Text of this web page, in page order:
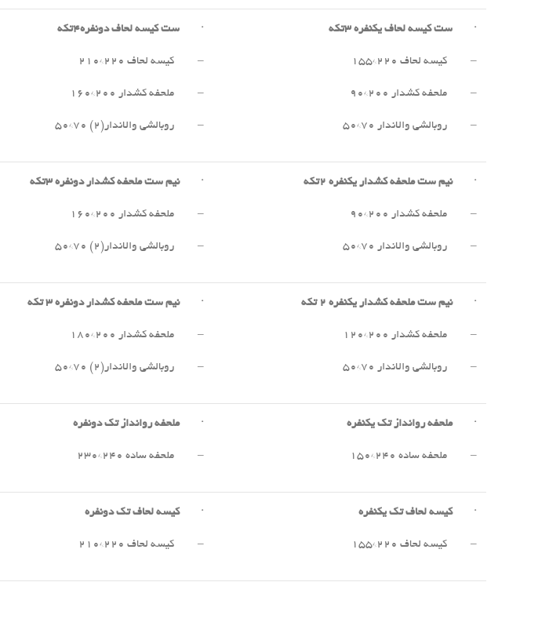
· ست کیسه لحاف یکنفره ۳تکه
– کیسه لحاف ۲۲۰*۱۵۵
– ملحفه کشدار ۲۰۰*۹۰
– روبالشی والاندار ۷۰*۵۰
· ست کیسه لحاف دونفره۴تکه
– کیسه لحاف ۲۲۰*۲۱۰
– ملحفه کشدار ۲۰۰*۱۶۰
– روبالشی والاندار(۲) ۷۰*۵۰
·نیم ست ملحفه کشدار یکنفره ۲تکه
– ملحفه کشدار ۲۰۰*۹۰
– روبالشی والاندار ۷۰*۵۰
·نیم ست ملحفه کشدار دونفره ۳تکه
– ملحفه کشدار ۲۰۰*۱۶۰
– روبالشی والاندار(۲) ۷۰*۵۰
·نیم ست ملحفه کشدار یکنفره ۲ تکه
– ملحفه کشدار ۲۰۰*۱۲۰
– روبالشی والاندار ۷۰*۵۰
·نیم ست ملحفه کشدار دونفره ۳تکه
– ملحفه کشدار ۲۰۰*۱۸۰
– روبالشی والاندار(۲) ۷۰*۵۰
·ملحفه روانداز تک یکنفره
– ملحفه ساده ۲۴۰*۱۵۰
·ملحفه روانداز تک دونفره
– ملحفه ساده ۲۴۰*۲۳۰
·کیسه لحاف تک یکنفره
– کیسه لحاف ۲۲۰*۱۵۵
·کیسه لحاف تک دونفره
– کیسه لحاف ۲۲۰*۲۱۰